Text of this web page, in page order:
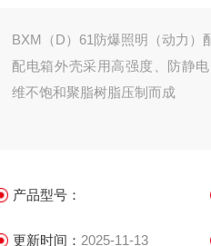
BXM（D）61防爆照明（动力）
配电箱外壳采用高强度、防静
维不饱和聚脂树脂压制而成
产品型号：
更新时间： 2025-11-13